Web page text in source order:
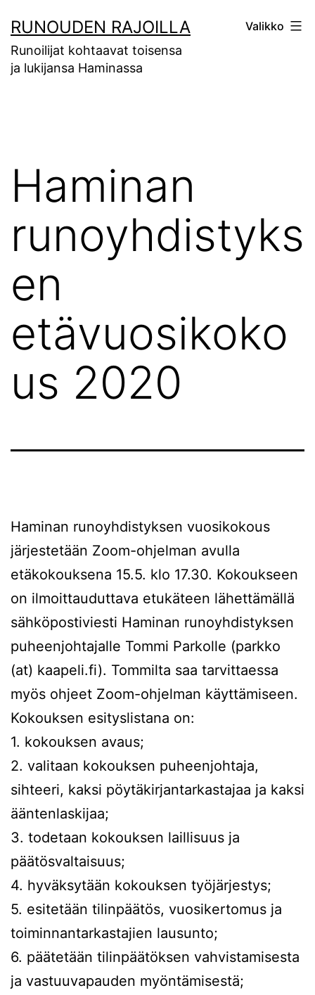
sisältöön
RUNOUDEN RAJOILLA
Runoilijat kohtaavat toisensa
ja lukijansa Haminassa
Valikko
Haminan
runoyhdistyks
en
etävuosikoko
us 2020
Haminan runoyhdistyksen vuosikokous
järjestetään Zoom-ohjelman avulla
etäkokouksena 15.5. klo 17.30. Kokoukseen
on ilmoittauduttava etukäteen lähettämällä
sähköpostiviesti Haminan runoyhdistyksen
puheenjohtajalle Tommi Parkolle (parkko
(at) kaapeli.fi). Tommilta saa tarvittaessa
myös ohjeet Zoom-ohjelman käyttämiseen.
Kokouksen esityslistana on:
1. kokouksen avaus;
2. valitaan kokouksen puheenjohtaja,
sihteeri, kaksi pöytäkirjantarkastajaa ja kaksi
ääntenlaskijaa;
3. todetaan kokouksen laillisuus ja
päätösvaltaisuus;
4. hyväksytään kokouksen työjärjestys;
5. esitetään tilinpäätös, vuosikertomus ja
toiminnantarkastajien lausunto;
6. päätetään tilinpäätöksen vahvistamisesta
ja vastuuvapauden myöntämisestä;